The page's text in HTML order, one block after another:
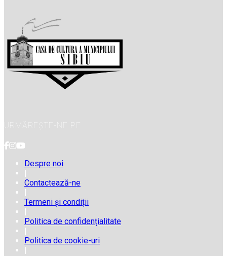
URMĂREȘTE-NE PE
Despre noi
Contactează-ne
Termeni și condiții
Politica de confidențialitate
Politica de cookie-uri